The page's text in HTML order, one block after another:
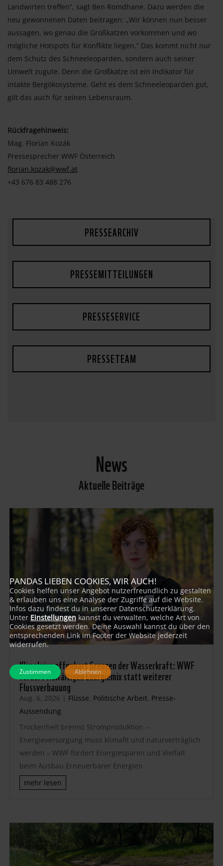
Landwirten treffen”, sagt Ben Romdhane. Dazu werden die
neu gewonnenen Daten beitragen: „Wir können nun besser
aussagen, wo genau die Großkatzen vorkommen und wo
mögliche Hotspots für Konflikte liegen.” Das kommt nicht nur
dem Schutz des Schneeleoparden, sondern auch seiner
Umwelt zugute. Denn die Großkatze ist ein Indikator für
intakte Bergökosysteme. Geht es dem Schneeleoparden gut,
gilt das auch für seinen Lebensraum.
Rückfragehinweis:
Mag. Florian Kozák
Pressesprecher WWF Österreich
florian.kozak@wwf.at
+43 676 83 488 276
PRESSEARCHIV
PRESSEMITTEILUNGEN
PRESSESERVICE
PRESSETEAM
News
Aktuelle Beiträge
Klimakrise offenbart Grenzen der Wasserkraft: WWF
fordert vielfältigen Energiemix statt weiterer
Flussverbauung
Aug. 6, 2026 | Flüsse, Politische Arbeit, Presse-
Aussendung
Trockenheit bremst Stromproduktion –
Energieversorgung muss klimafit und naturverträglich
werden – WWF fordert Energiesparen und Vielfalt
beim Ausbau Erneuerbarer Energien
mehr lesen
PANDAS LIEBEN COOKIES, WIR AUCH!
Cookies helfen unser Angebot nutzerfreundlich zu gestalten
& erlauben uns eine Analyse der Zugriffe auf die Website.
Infos dazu findest du in unserer Datenschutzerklärung.
Unter Einstellungen kannst du verwalten, welche Art von
Cookies gesetzt werden. Deine Auswahl kannst du über den
entsprechenden Link im Footer der Website jederzeit
widerrufen.
Zustimmen Ablehnen